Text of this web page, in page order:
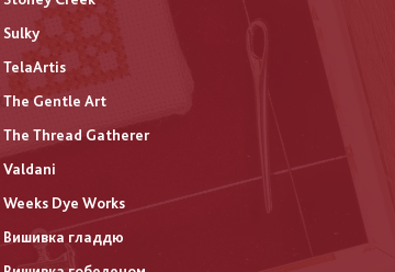
Sulky
TelaArtis
The Gentle Art
The Thread Gatherer
Valdani
Weeks Dye Works
Вишивка гладдю